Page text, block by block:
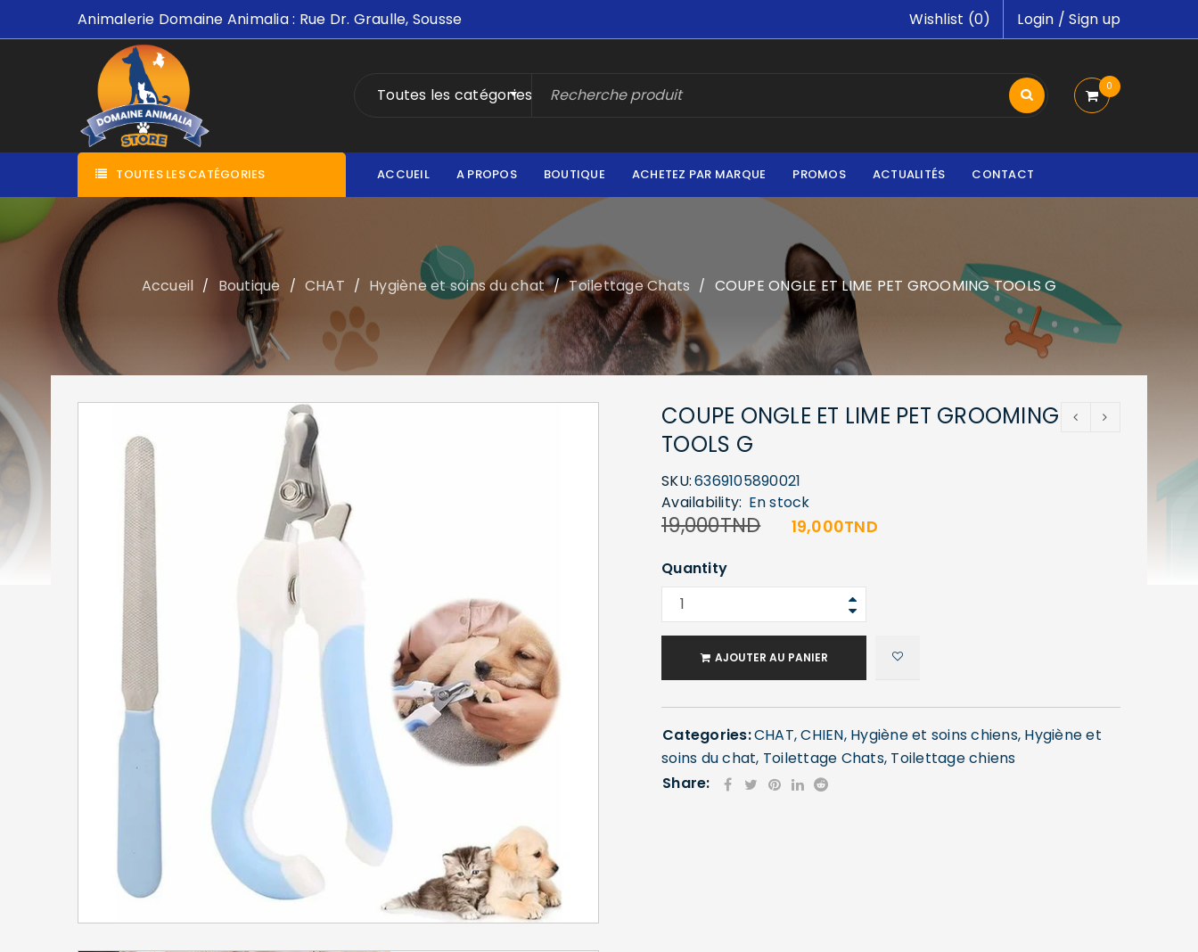
Animalerie Domaine Animalia : Rue Dr. Graulle, Sousse Login /Sign up
Wishlist (0)
Toutes les catégories 0
TOUTES LES CATÉGORIES ACCUEIL A PROPOS BOUTIQUE ACHETEZ PAR MARQUE PROMOS ACTUALITÉS CONTACT
Accueil / Boutique / CHAT / Hygiène et soins du chat / Toilettage Chats / COUPE ONGLE ET LIME PET GROOMING TOOLS G
COUPE ONGLE ET LIME PET GROOMING
TOOLS G
SKU:6369105890021
Availability: En stock
19,000TND 19,000TND
Quantity
AJOUTER AU PANIER
Categories:CHAT,CHIEN, Hygiène et soins chiens, Hygiène et
soins du chat, Toilettage Chats, Toilettage chiens
Share: